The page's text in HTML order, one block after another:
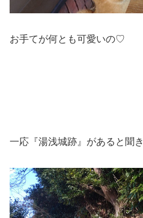
お手てが何とも可愛いの♡
一応『湯浅城跡』があると聞き